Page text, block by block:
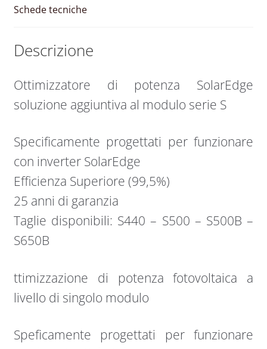
Schede tecniche
Descrizione
Ottimizzatore di potenza SolarEdge
soluzione aggiuntiva al modulo serie S
Specificamente progettati per funzionare
con inverter SolarEdge
Efficienza Superiore (99,5%)
25 anni di garanzia
Taglie disponibili: S440 – S500 – S500B –
S650B
ttimizzazione di potenza fotovoltaica a
livello di singolo modulo
Speficamente progettati per funzionare